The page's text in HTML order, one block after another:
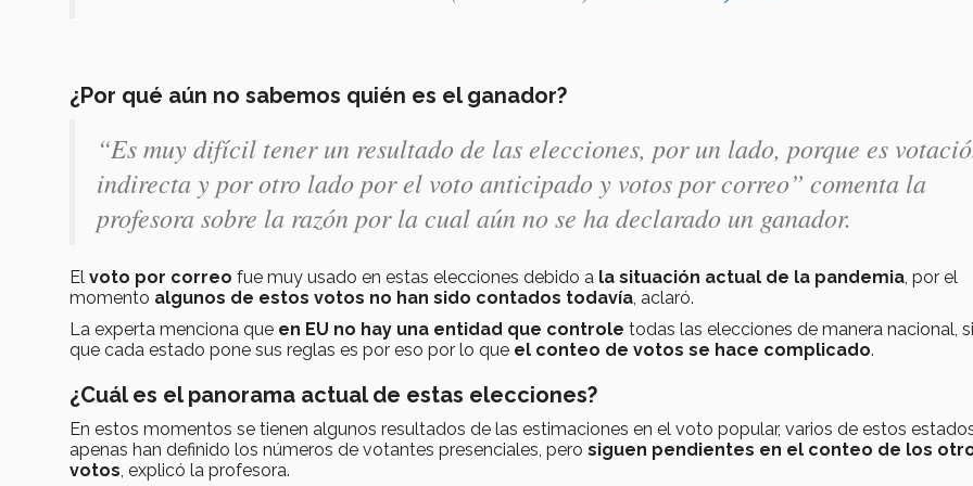
¿Por qué aún no sabemos quién es el ganador?
“Es muy difícil tener un resultado de las elecciones, por un lado, porque es
indirecta y por otro lado por el voto anticipado y votos por correo” comenta la
profesora sobre la razón por la cual aún no se ha declarado un ganador.
El voto por correo fue muy usado en estas elecciones debido a la situación actual de la pandemia , por el
momento algunos de estos votos no han sido contados todavía , aclaró.
La experta menciona que en EU no hay una entidad que controle todas las elecciones de manera nacional,
que cada estado pone sus reglas es por eso por lo que el conteo de votos se hace complicado.
¿Cuál es el panorama actual de estas elecciones?
En estos momentos se tienen algunos resultados de las estimaciones en el voto popular, varios de estos
apenas han definido los números de votantes presenciales, pero siguen pendientes en el conteo de los
votos , explicó la profesora.